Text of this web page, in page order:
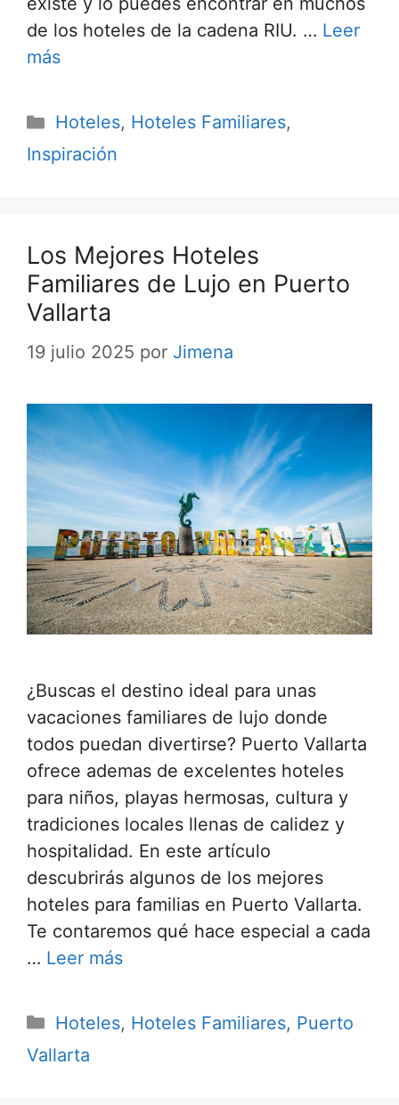
de los hoteles de la cadena RIU. … Leer
más
Categorías
Hoteles, Hoteles Familiares,
Inspiración
Los Mejores Hoteles
Familiares de Lujo en Puerto
Vallarta
19 julio 2025 por Jimena
¿Buscas el destino ideal para unas
vacaciones familiares de lujo donde
todos puedan divertirse? Puerto Vallarta
ofrece ademas de excelentes hoteles
para niños, playas hermosas, cultura y
tradiciones locales llenas de calidez y
hospitalidad. En este artículo
descubrirás algunos de los mejores
hoteles para familias en Puerto Vallarta.
Te contaremos qué hace especial a cada
… Leer más
Categorías
Hoteles, Hoteles Familiares, Puerto
Vallarta